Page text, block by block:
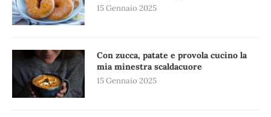
15 Gennaio 2025
Con zucca, patate e provola cucino la
mia minestra scaldacuore
15 Gennaio 2025